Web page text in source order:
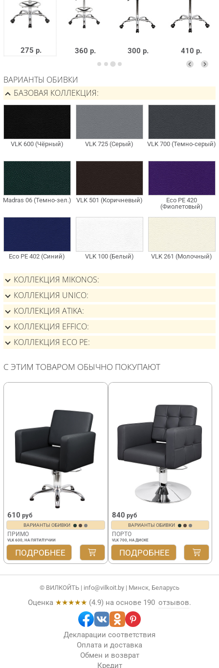
275 р. 360 р. 300 р. 410 р.
ВАРИАНТЫ ОБИВКИ
БАЗОВАЯ КОЛЛЕКЦИЯ
КОЛЛЕКЦИЯ MIKONOS
КОЛЛЕКЦИЯ UNICO
КОЛЛЕКЦИЯ ATIKA
КОЛЛЕКЦИЯ EFFICO
КОЛЛЕКЦИЯ ECO PE
С ЭТИМ ТОВАРОМ ОБЫЧНО ПОКУПАЮТ
610 руб
ВАРИАНТЫ ОБИВКИ
ПРИМО
VLK 600, НА ПЯТИЛУЧИИ
ПОДРОБНЕЕ
840 руб
ВАРИАНТЫ ОБИВКИ
ПОРТО
VLK 700, НА ДИСКЕ
ПОДРОБНЕЕ
© ВИЛКОЙТЬ | info@vilkoit.by | Минск, Беларусь
Оценка ★★★★★ (4.9) на основе 190 отзывов.
Декларации соответствия
Оплата и доставка
Обмен и возврат
Кредит